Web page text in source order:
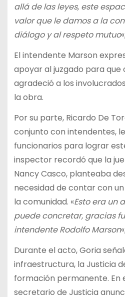
allá de las leyes, este
valor que le damos a la
diálogo y al respeto mutuo
El intendente Marson
apoyar al juzgado para que
agradeció a los
la obra.
Por su parte, Ricardo De
conjunto con intendentes,
funcionarios para lograr
inspector recordó que la
Nancy Casco, planteaba
necesidad de contar con
la comunidad. «Esto era un
puede concretar, gracias
intendente Rodolfo Marson
Durante el acto, Goria
infraestructura, la Justicia
formación permanente. En
secretario de Justicia